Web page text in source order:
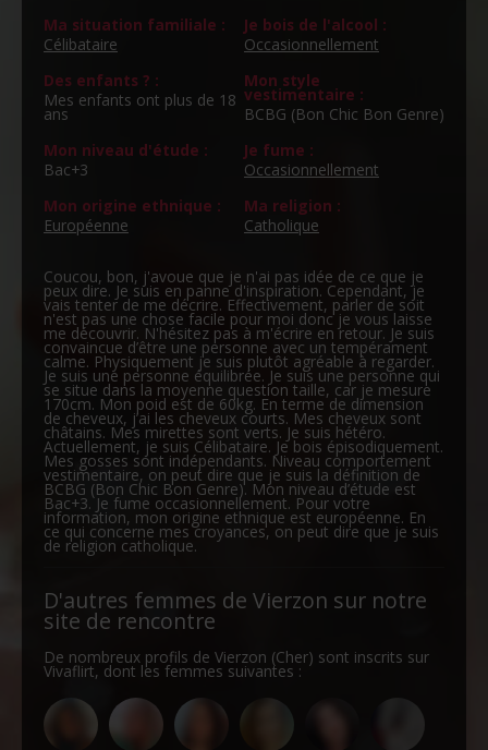
Ma situation familiale :
Célibataire
Je bois de l'alcool :
Occasionnellement
Des enfants ? :
Mes enfants ont plus de 18
ans
Mon style
vestimentaire :
BCBG (Bon Chic Bon Genre)
Mon niveau d'étude :
Bac+3
Je fume :
Occasionnellement
Mon origine ethnique :
Européenne
Ma religion :
Catholique
Coucou, bon, j'avoue que je n'ai pas idée de ce que je
peux dire. Je suis en panne d'inspiration. Cependant, je
vais tenter de me décrire. Effectivement, parler de soit
n'est pas une chose facile pour moi donc je vous laisse
me découvrir. N'hésitez pas à m'écrire en retour. Je suis
convaincue d’être une personne avec un tempérament
calme. Physiquement je suis plutôt agréable à regarder.
Je suis une personne équilibrée. Je suis une personne qui
se situe dans la moyenne question taille, car je mesure
170cm. Mon poid est de 60kg. En terme de dimension
de cheveux, j’ai les cheveux courts. Mes cheveux sont
châtains. Mes mirettes sont verts. Je suis hétéro.
Actuellement, je suis Célibataire. Je bois épisodiquement.
Mes gosses sont indépendants. Niveau comportement
vestimentaire, on peut dire que je suis la définition de
BCBG (Bon Chic Bon Genre). Mon niveau d’étude est
Bac+3. Je fume occasionnellement. Pour votre
information, mon origine ethnique est européenne. En
ce qui concerne mes croyances, on peut dire que je suis
de religion catholique.
D'autres femmes de Vierzon sur notre
site de rencontre
De nombreux profils de Vierzon (Cher) sont inscrits sur
Vivaflirt, dont les femmes suivantes :